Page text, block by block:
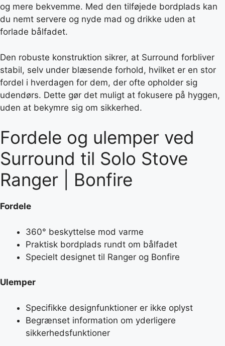
og mere bekvemme. Med den tilføjede bordplads kan
du nemt servere og nyde mad og drikke uden at
forlade bålfadet.
Den robuste konstruktion sikrer, at Surround forbliver
stabil, selv under blæsende forhold, hvilket er en stor
fordel i hverdagen for dem, der ofte opholder sig
udendørs. Dette gør det muligt at fokusere på hyggen,
uden at bekymre sig om sikkerhed.
Fordele og ulemper ved
Surround til Solo Stove
Ranger | Bonfire
Fordele
360° beskyttelse mod varme
Praktisk bordplads rundt om bålfadet
Specielt designet til Ranger og Bonfire
Ulemper
Specifikke designfunktioner er ikke oplyst
Begrænset information om yderligere
sikkerhedsfunktioner